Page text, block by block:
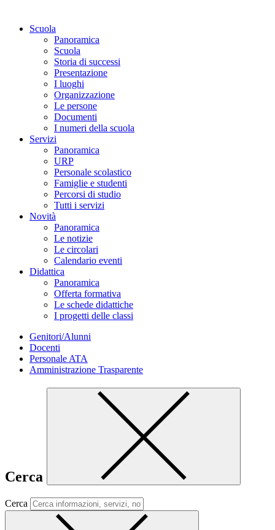
Scuola
Panoramica
Scuola
Storia di successi
Presentazione
I luoghi
Organizzazione
Le persone
Documenti
I numeri della scuola
Servizi
Panoramica
URP
Personale scolastico
Famiglie e studenti
Percorsi di studio
Tutti i servizi
Novità
Panoramica
Le notizie
Le circolari
Calendario eventi
Didattica
Panoramica
Offerta formativa
Le schede didattiche
I progetti delle classi
Genitori/Alunni
Docenti
Personale ATA
Amministrazione Trasparente
Cerca
Cerca